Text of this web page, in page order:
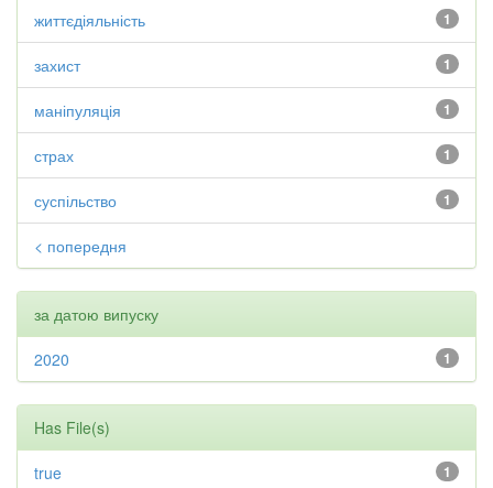
1
життєдіяльність
1
захист
1
маніпуляція
1
страх
1
суспільство
< попередня
за датою випуску
1
2020
Has File(s)
1
true